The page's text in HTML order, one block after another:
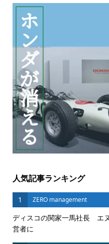
人気記事ランキング
1 ZERO management
ディスコの関家一馬社長 エ
営者に